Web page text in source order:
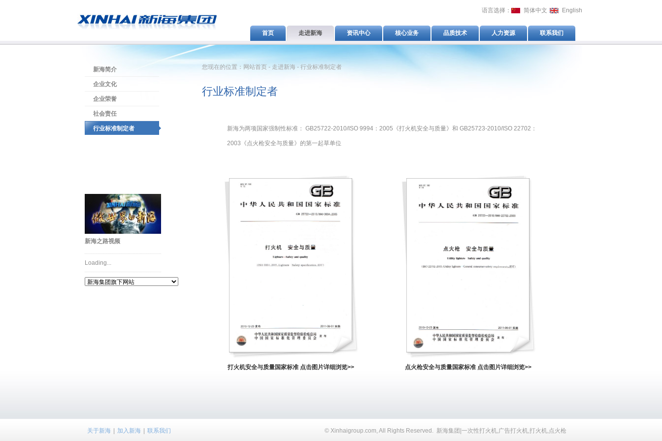
语言选择： 简体中文 English
首页 走进新海 资讯中心 核心业务 品质技术 人力资源 联系我们
新海简介
企业文化
企业荣誉
社会责任
行业标准制定者
新海之路视频
Loading...
您现在的位置：网站首页 - 走进新海 - 行业标准制定者
行业标准制定者
新海为两项国家强制性标准： GB25722-2010/ISO 9994：2005《打火机安全与质量》和 GB25723-2010/ISO 22702：
2003《点火枪安全与质量》的第一起草单位
打火机安全与质量国家标准 点击图片详细浏览>> 点火枪安全与质量国家标准 点击图片详细浏览>>
关于新海 加入新海 联系我们 © Xinhaigroup.com, All Rights Reserved. 新海集团|一次性打火机,广告打火机,打火机,点火枪